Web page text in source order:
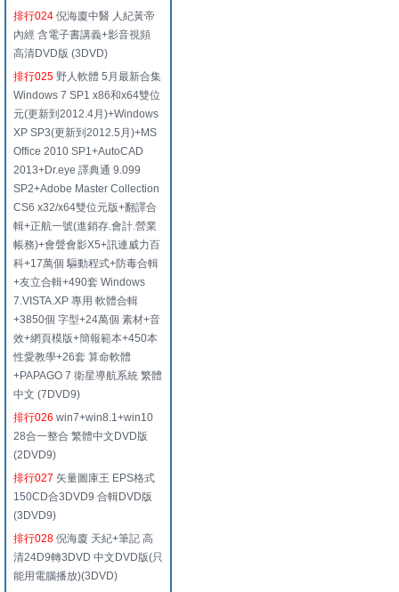
排行024 倪海廈中醫 人紀黃帝
內經 含電子書講義+影音視頻
高清DVD版 (3DVD)
排行025 野人軟體 5月最新合集
Windows 7 SP1 x86和x64雙位
元(更新到2012.4月)+Windows
XP SP3(更新到2012.5月)+MS
Office 2010 SP1+AutoCAD
2013+Dr.eye 譯典通 9.099
SP2+Adobe Master Collection
CS6 x32/x64雙位元版+翻譯合
輯+正航一號(進銷存.會計.營業
帳務)+會聲會影X5+訊連威力百
科+17萬個 驅動程式+防毒合輯
+友立合輯+490套 Windows
7.VISTA.XP 專用 軟體合輯
+3850個 字型+24萬個 素材+音
效+網頁模版+簡報範本+450本
性愛教學+26套 算命軟體
+PAPAGO 7 衛星導航系統 繁體
中文 (7DVD9)
排行026 win7+win8.1+win10
28合一整合 繁體中文DVD版
(2DVD9)
排行027 矢量圖庫王 EPS格式
150CD合3DVD9 合輯DVD版
(3DVD9)
排行028 倪海廈 天紀+筆記 高
清24D9轉3DVD 中文DVD版(只
能用電腦播放)(3DVD)